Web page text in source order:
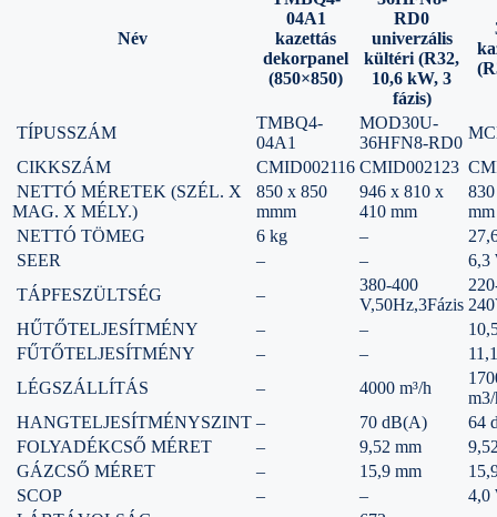
Név
04A1
kazettás
dekorpanel
(850×850)
RD0
univerzális
kültéri (R32,
10,6 kW, 3
fázis)
TÍPUSSZÁM
TMBQ4-
04A1
MOD30U-
36HFN8-RD0
CIKKSZÁM
CMID002116 CMID002123
NETTÓ MÉRETEK (SZÉL. X
MAG. X MÉLY.)
850 x 850
mmm
946 x 810 x
410 mm
mm
NETTÓ TÖMEG
6 kg –
SEER
– –
6,3
TÁPFESZÜLTSÉG
–
380-400
V,50Hz,3Fázis
HŰTŐTELJESÍTMÉNY
– –
FŰTŐTELJESÍTMÉNY
– –
LÉGSZÁLLÍTÁS
– 4000 m³/h
HANGTELJESÍTMÉNYSZINT – 70 dB(A)
64
FOLYADÉKCSŐ MÉRET
– 9,52 mm
GÁZCSŐ MÉRET
– 15,9 mm
SCOP
– –
4,0